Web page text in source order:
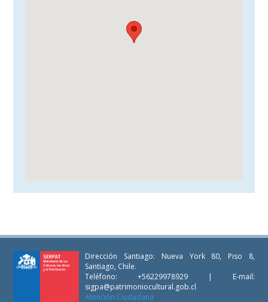
Dirección Santiago: Nueva York 80, Piso 8,
Santiago, Chile.
Teléfono: +56229978929 | E-mail:
sigpa@patrimoniocultural.gob.cl
Atención Ciudadana